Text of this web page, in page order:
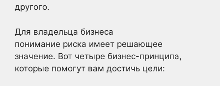
другого.
Для владельца бизнеса
понимание риска имеет решающее
значение. Вот четыре бизнес-принципа,
которые помогут вам достичь цели: